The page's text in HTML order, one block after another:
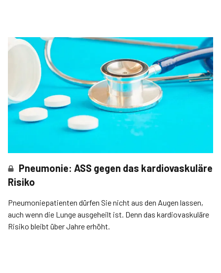
Pneumonie: ASS gegen das kardiovaskuläre
Risiko
Pneumoniepatienten dürfen Sie nicht aus den Augen lassen,
auch wenn die Lunge ausgeheilt ist. Denn das kardiovaskuläre
Risiko bleibt über Jahre erhöht.